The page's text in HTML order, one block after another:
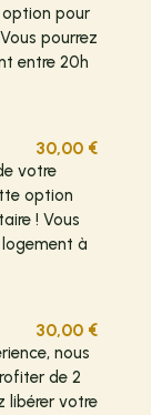
option pour
pourrez
entre 20h
30,00 €
votre
option
! Vous
à
30,00 €
nous
de 2
libérer votre